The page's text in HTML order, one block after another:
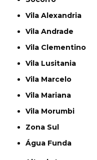
Vila Alexandria
Vila Andrade
Vila Clementino
Vila Lusitania
Vila Marcelo
Vila Mariana
Vila Morumbi
Zona Sul
Água Funda